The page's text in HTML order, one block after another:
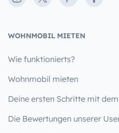
WOHNMOBIL MIETEN
Wie funktionierts?
Wohnmobil mieten
Deine ersten Schritte mit
Die Bewertungen unserer